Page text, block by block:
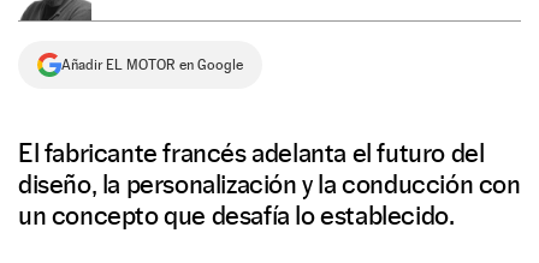
Añadir EL MOTOR en Google
El fabricante francés adelanta el futuro del
diseño, la personalización y la conducción con
un concepto que desafía lo establecido.